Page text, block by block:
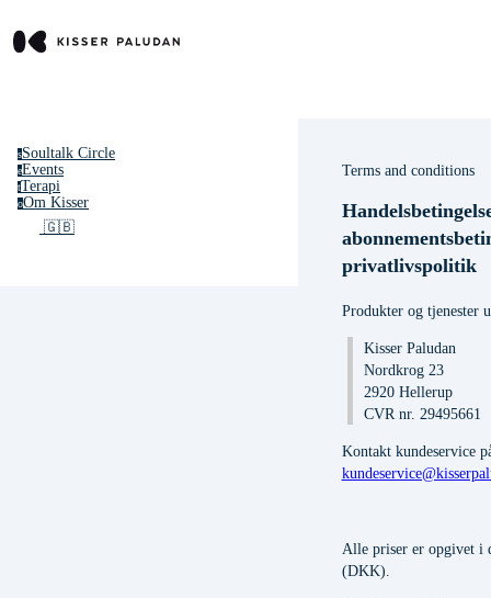
sSoultalk Circle
eEvents
tTerapi
oOm Kisser
🇬🇧
Terms and conditions
privatlivspolitik
Produkter og tjenester
Kisser Paludan
Nordkrog 23
2920 Hellerup
CVR nr. 29495661
Kontakt kundeservice
Alle priser er opgivet i
(DKK).